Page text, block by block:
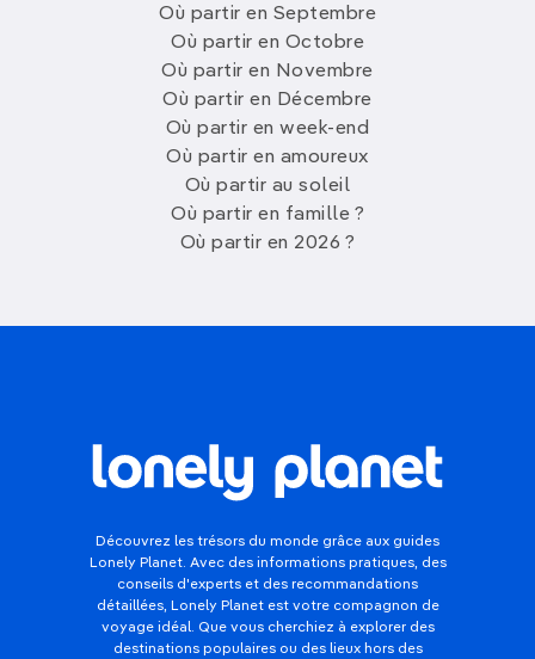
Où partir en Septembre
Où partir en Octobre
Où partir en Novembre
Où partir en Décembre
Où partir en week-end
Où partir en amoureux
Où partir au soleil
Où partir en famille ?
Où partir en 2026 ?
Découvrez les trésors du monde grâce aux guides
Lonely Planet. Avec des informations pratiques, des
conseils d'experts et des recommandations
détaillées, Lonely Planet est votre compagnon de
voyage idéal. Que vous cherchiez à explorer des
destinations populaires ou des lieux hors des